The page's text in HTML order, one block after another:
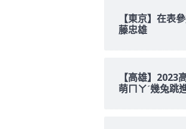
【東京】在表
藤忠雄
【高雄】2023
萌ㄇㄚˊ幾兔跳